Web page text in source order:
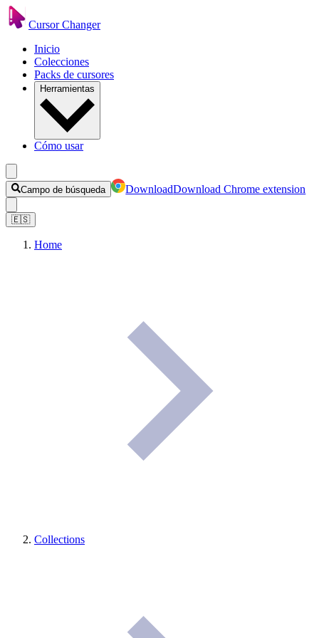
Cursor Changer
Inicio
Colecciones
Packs de cursores
Herramientas
Cómo usar
Campo de búsqueda DownloadDownload Chrome extension
🇪🇸
Home
Collections